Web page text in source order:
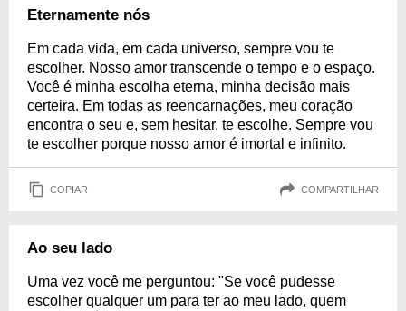
Eternamente nós
Em cada vida, em cada universo, sempre vou te
escolher. Nosso amor transcende o tempo e o espaço.
Você é minha escolha eterna, minha decisão mais
certeira. Em todas as reencarnações, meu coração
encontra o seu e, sem hesitar, te escolhe. Sempre vou
te escolher porque nosso amor é imortal e infinito.
COPIAR COMPARTILHAR
Ao seu lado
Uma vez você me perguntou: "Se você pudesse
escolher qualquer um para ter ao meu lado, quem